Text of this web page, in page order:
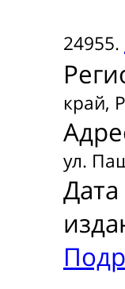
24955.
край,
ул.